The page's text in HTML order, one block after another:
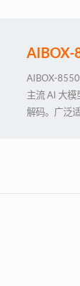
AIBOX-
AIBOX-
主流 AI 大
解码。广泛